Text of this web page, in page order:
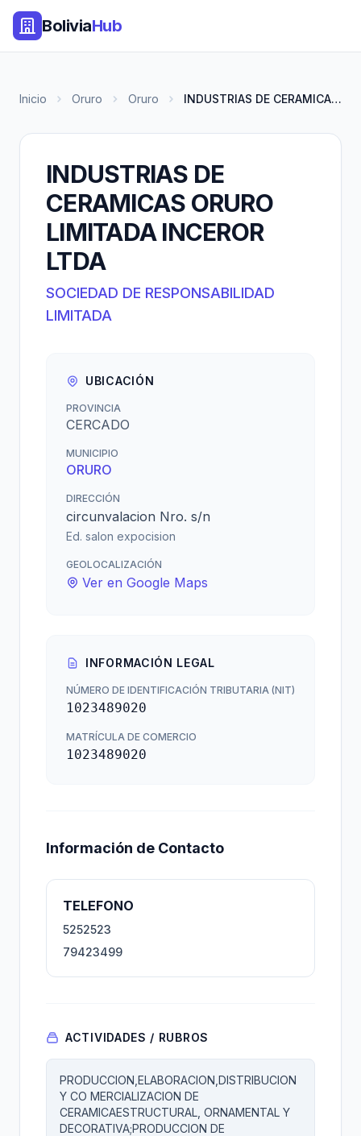
BoliviaHub
Inicio Oruro Oruro INDUSTRIAS DE CERAMICAS ORURO...
INDUSTRIAS DE
CERAMICAS ORURO
LIMITADA INCEROR
LTDA
SOCIEDAD DE RESPONSABILIDAD
LIMITADA
UBICACIÓN
PROVINCIA
CERCADO
MUNICIPIO
ORURO
DIRECCIÓN
circunvalacion Nro. s/n
Ed. salon expocision
GEOLOCALIZACIÓN
Ver en Google Maps
INFORMACIÓN LEGAL
NÚMERO DE IDENTIFICACIÓN TRIBUTARIA (NIT)
1023489020
MATRÍCULA DE COMERCIO
1023489020
Información de Contacto
TELEFONO
5252523
79423499
ACTIVIDADES / RUBROS
PRODUCCION,ELABORACION,DISTRIBUCION
Y CO MERCIALIZACION DE
CERAMICAESTRUCTURAL, ORNAMENTAL Y
DECORATIVA;PRODUCCION DE